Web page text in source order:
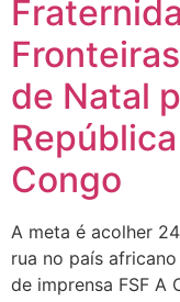
de Natal
Congo
A meta é acolher
rua no país
de imprensa FSF A